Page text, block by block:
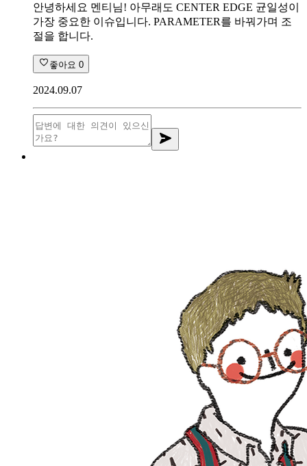
안녕하세요 멘티님! 아무래도 CENTER EDGE 균일성이
가장 중요한 이슈입니다. PARAMETER를 바꿔가며 조
절을 합니다.
좋아요 0
2024.09.07